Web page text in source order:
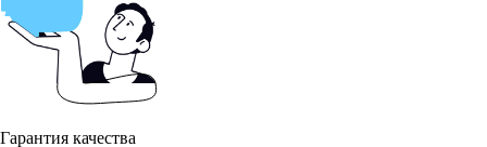
Гарантия качества